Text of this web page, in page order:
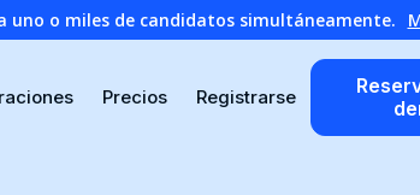
o miles de candidatos simultáneamente.
Precios Registrarse